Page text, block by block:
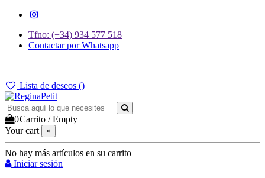
Tfno: (+34) 934 577 518
Contactar por Whatsapp
Lista de deseos ()
0Carrito /Empty
Your cart
×
No hay más artículos en su carrito
Iniciar sesión